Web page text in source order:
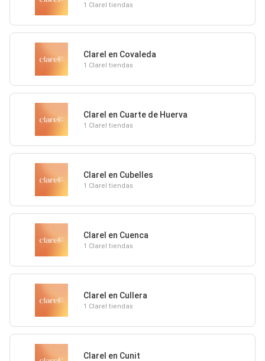
1 Clarel tiendas
Clarel en Covaleda
1 Clarel tiendas
Clarel en Cuarte de Huerva
1 Clarel tiendas
Clarel en Cubelles
1 Clarel tiendas
Clarel en Cuenca
1 Clarel tiendas
Clarel en Cullera
1 Clarel tiendas
Clarel en Cunit